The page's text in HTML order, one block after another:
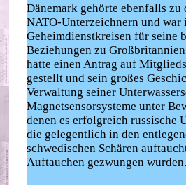
Dänemark gehörte ebenfalls
NATO-Unterzeichnern und war
Geheimdienstkreisen für seine
Beziehungen zu
hatte einen Antrag auf
gestellt und sein großes
Verwaltung seiner
Magnetsensorsysteme unter
denen es erfolgreich russische
die gelegentlich in den
schwedischen Schären
Auftauchen gezwungen wurden.